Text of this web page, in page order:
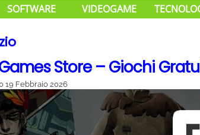
SOFTWARE VIDEOGAME
Store – Giochi
19 Febbraio 2026